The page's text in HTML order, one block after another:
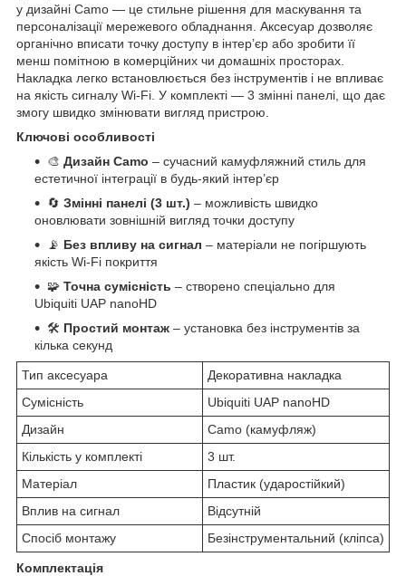
у дизайні Camo — це стильне рішення для маскування та
персоналізації мережевого обладнання. Аксесуар дозволяє
органічно вписати точку доступу в інтер’єр або зробити її
менш помітною в комерційних чи домашніх просторах.
Накладка легко встановлюється без інструментів і не впливає
на якість сигналу Wi-Fi. У комплекті — 3 змінні панелі, що дає
змогу швидко змінювати вигляд пристрою.
Ключові особливості
🎨 Дизайн Camo – сучасний камуфляжний стиль для
естетичної інтеграції в будь-який інтер’єр
🔄 Змінні панелі (3 шт.) – можливість швидко
оновлювати зовнішній вигляд точки доступу
📡 Без впливу на сигнал – матеріали не погіршують
якість Wi-Fi покриття
🧩 Точна сумісність – створено спеціально для
Ubiquiti UAP nanoHD
🛠 Простий монтаж – установка без інструментів за
кілька секунд
Тип аксесуара
Декоративна накладка
Сумісність
Ubiquiti UAP nanoHD
Дизайн
Camo (камуфляж)
Кількість у комплекті
3 шт.
Матеріал
Пластик (ударостійкий)
Вплив на сигнал
Відсутній
Спосіб монтажу
Безінструментальний (кліпса)
Комплектація